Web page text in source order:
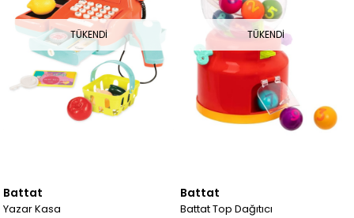
TÜKENDI
Battat
Yazar Kasa
TÜKENDI
Battat
Battat Top Dağıtıcı